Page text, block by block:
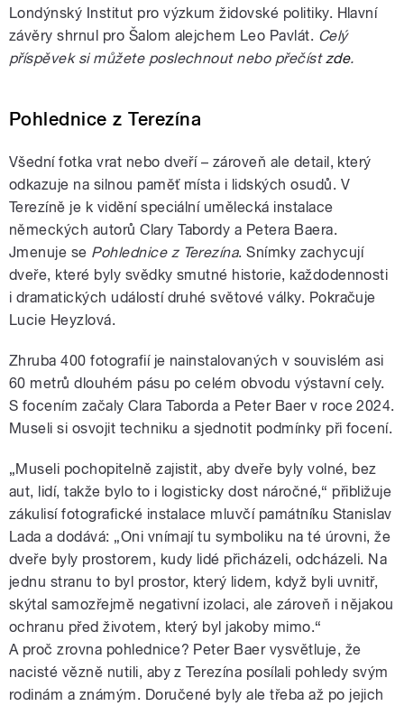
Londýnský Institut pro výzkum židovské politiky. Hlavní
závěry shrnul pro Šalom alejchem Leo Pavlát. Celý
příspěvek si můžete poslechnout nebo přečíst zde.
Pohlednice z Terezína
Všední fotka vrat nebo dveří – zároveň ale detail, který
odkazuje na silnou paměť místa i lidských osudů. V
Terezíně je k vidění speciální umělecká instalace
německých autorů Clary Tabordy a Petera Baera.
Jmenuje se Pohlednice z Terezína. Snímky zachycují
dveře, které byly svědky smutné historie, každodennosti
i dramatických událostí druhé světové války. Pokračuje
Lucie Heyzlová.
Zhruba 400 fotografií je nainstalovaných v souvislém asi
60 metrů dlouhém pásu po celém obvodu výstavní cely.
S focením začaly Clara Taborda a Peter Baer v roce 2024.
Museli si osvojit techniku a sjednotit podmínky při focení.
„Museli pochopitelně zajistit, aby dveře byly volné, bez
aut, lidí, takže bylo to i logisticky dost náročné,“ přibližuje
zákulisí fotografické instalace mluvčí památníku Stanislav
Lada a dodává: „Oni vnímají tu symboliku na té úrovni, že
dveře byly prostorem, kudy lidé přicházeli, odcházeli. Na
jednu stranu to byl prostor, který lidem, když byli uvnitř,
skýtal samozřejmě negativní izolaci, ale zároveň i nějakou
ochranu před životem, který byl jakoby mimo.“
A proč zrovna pohlednice? Peter Baer vysvětluje, že
nacisté vězně nutili, aby z Terezína posílali pohledy svým
rodinám a známým. Doručené byly ale třeba až po jejich